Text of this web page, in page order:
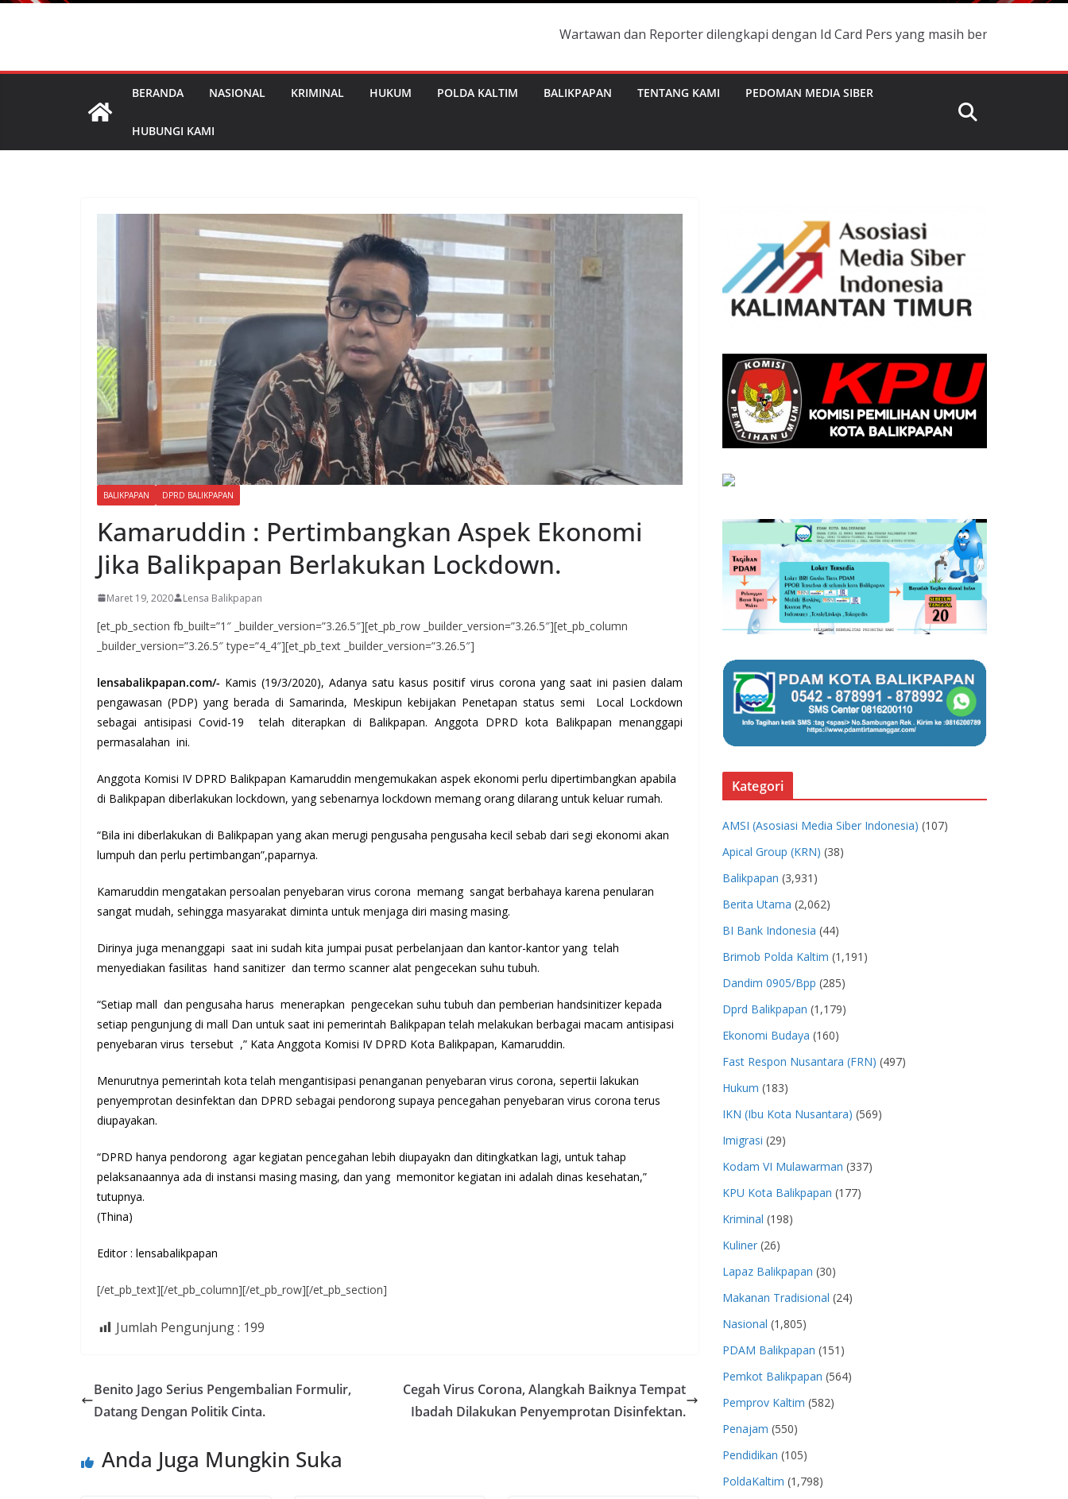
Wartawan dan Reporter dilengkapi dengan Id Card Pers yang masih berlaku dan namanya
BERANDA NASIONAL KRIMINAL HUKUM POLDA KALTIM BALIKPAPAN TENTANG KAMI PEDOMAN MEDIA SIBER
HUBUNGI KAMI
BALIKPAPAN DPRD BALIKPAPAN
Kamaruddin : Pertimbangkan Aspek Ekonomi
Jika Balikpapan Berlakukan Lockdown.
Maret 19, 2020 Lensa Balikpapan
[et_pb_section fb_built=”1″ _builder_version=”3.26.5″][et_pb_row _builder_version=”3.26.5″][et_pb_column
_builder_version=”3.26.5″ type=”4_4″][et_pb_text _builder_version=”3.26.5″]
lensabalikpapan.com/- Kamis (19/3/2020), Adanya satu kasus positif virus corona yang saat ini pasien dalam
pengawasan (PDP) yang berada di Samarinda, Meskipun kebijakan Penetapan status semi Local Lockdown
sebagai antisipasi Covid-19 telah diterapkan di Balikpapan. Anggota DPRD kota Balikpapan menanggapi
permasalahan ini.
Anggota Komisi IV DPRD Balikpapan Kamaruddin mengemukakan aspek ekonomi perlu dipertimbangkan apabila
di Balikpapan diberlakukan lockdown, yang sebenarnya lockdown memang orang dilarang untuk keluar rumah.
“Bila ini diberlakukan di Balikpapan yang akan merugi pengusaha pengusaha kecil sebab dari segi ekonomi akan
lumpuh dan perlu pertimbangan”,paparnya.
Kamaruddin mengatakan persoalan penyebaran virus corona memang sangat berbahaya karena penularan
sangat mudah, sehingga masyarakat diminta untuk menjaga diri masing masing.
Dirinya juga menanggapi saat ini sudah kita jumpai pusat perbelanjaan dan kantor-kantor yang telah
menyediakan fasilitas hand sanitizer dan termo scanner alat pengecekan suhu tubuh.
“Setiap mall dan pengusaha harus menerapkan pengecekan suhu tubuh dan pemberian handsinitizer kepada
setiap pengunjung di mall Dan untuk saat ini pemerintah Balikpapan telah melakukan berbagai macam antisipasi
penyebaran virus tersebut ,” Kata Anggota Komisi IV DPRD Kota Balikpapan, Kamaruddin.
Menurutnya pemerintah kota telah mengantisipasi penanganan penyebaran virus corona, sepertii lakukan
penyemprotan desinfektan dan DPRD sebagai pendorong supaya pencegahan penyebaran virus corona terus
diupayakan.
“DPRD hanya pendorong agar kegiatan pencegahan lebih diupayakn dan ditingkatkan lagi, untuk tahap
pelaksanaannya ada di instansi masing masing, dan yang memonitor kegiatan ini adalah dinas kesehatan,”
tutupnya.
(Thina)
Editor : lensabalikpapan
[/et_pb_text][/et_pb_column][/et_pb_row][/et_pb_section]
Jumlah Pengunjung : 199
Benito Jago Serius Pengembalian Formulir,
Datang Dengan Politik Cinta.
Cegah Virus Corona, Alangkah Baiknya Tempat
Ibadah Dilakukan Penyemprotan Disinfektan.
Anda Juga Mungkin Suka
Kategori
AMSI (Asosiasi Media Siber Indonesia) (107)
Apical Group (KRN) (38)
Balikpapan (3,931)
Berita Utama (2,062)
BI Bank Indonesia (44)
Brimob Polda Kaltim (1,191)
Dandim 0905/Bpp (285)
Dprd Balikpapan (1,179)
Ekonomi Budaya (160)
Fast Respon Nusantara (FRN) (497)
Hukum (183)
IKN (Ibu Kota Nusantara) (569)
Imigrasi (29)
Kodam VI Mulawarman (337)
KPU Kota Balikpapan (177)
Kriminal (198)
Kuliner (26)
Lapaz Balikpapan (30)
Makanan Tradisional (24)
Nasional (1,805)
PDAM Balikpapan (151)
Pemkot Balikpapan (564)
Pemprov Kaltim (582)
Penajam (550)
Pendidikan (105)
PoldaKaltim (1,798)